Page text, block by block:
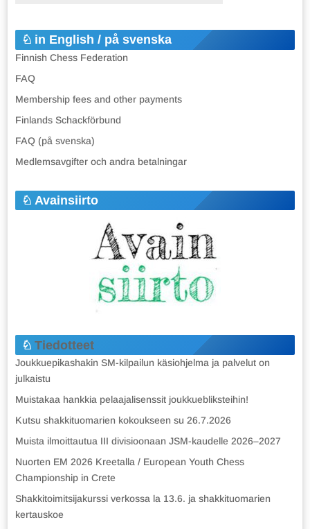
in English / på svenska
Finnish Chess Federation
FAQ
Membership fees and other payments
Finlands Schackförbund
FAQ (på svenska)
Medlemsavgifter och andra betalningar
Avainsiirto
Tiedotteet
Joukkuepikashakin SM-kilpailun käsiohjelma ja palvelut on
julkaistu
Muistakaa hankkia pelaajalisenssit joukkuebliksteihin!
Kutsu shakkituomarien kokoukseen su 26.7.2026
Muista ilmoittautua III divisioonaan JSM-kaudelle 2026–2027
Nuorten EM 2026 Kreetalla / European Youth Chess
Championship in Crete
Shakkitoimitsijakurssi verkossa la 13.6. ja shakkituomarien
kertauskoe